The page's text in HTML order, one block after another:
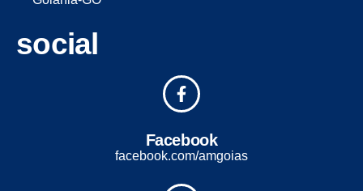
social
Facebook
facebook.com/amgoias